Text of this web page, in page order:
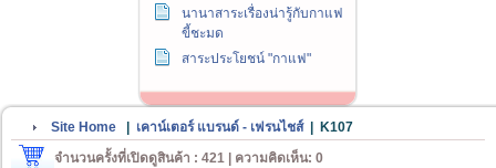
นานาสาระเรื่องน่ารู้กับกาแฟ
ขี้ชะมด
สาระประโยชน์ "กาแฟ"
Site Home เคาน์เตอร์ แบรนด์ - เฟรนไชส์|
K107
จำนวนครั้งที่เปิดดูสินค้า : 421 | ความคิดเห็น: 0